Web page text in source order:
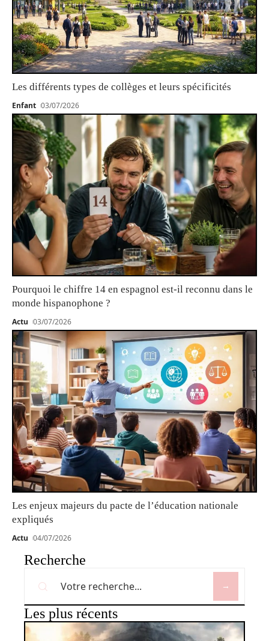
Les différents types de collèges et leurs spécificités
Enfant 03/07/2026
Pourquoi le chiffre 14 en espagnol est-il reconnu dans le
monde hispanophone ?
Actu 03/07/2026
Les enjeux majeurs du pacte de l’éducation nationale
expliqués
Actu 04/07/2026
Recherche
Les plus récents